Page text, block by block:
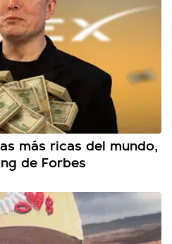
más ricas del mundo,
de Forbes